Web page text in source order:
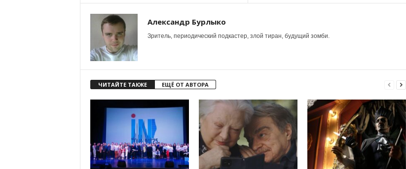
Александр Бурлыко
Зритель, периодический подкастер, злой тиран, будущий зомби.
ЧИТАЙТЕ ТАКЖЕ ЕЩЁ ОТ АВТОРА